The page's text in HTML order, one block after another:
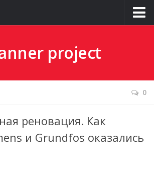
project
0
реновация. Как
и Grundfos оказались